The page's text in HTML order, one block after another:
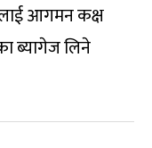
आगमन कक्ष
ब्यागेज लिने